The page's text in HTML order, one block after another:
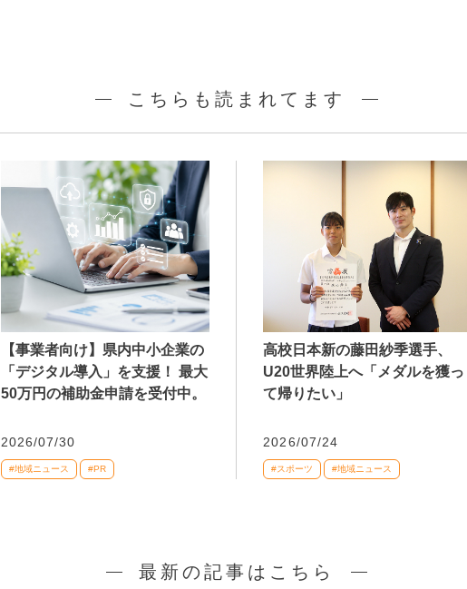
こちらも読まれてます
【事業者向け】県内中小企業の
「デジタル導入」を支援！ 最大
50万円の補助金申請を受付中。
2026/07/30
#地域ニュース #PR
高校日本新の藤田紗季選手、
U20世界陸上へ「メダルを獲っ
て帰りたい」
2026/07/24
#スポーツ #地域ニュース
最新の記事はこちら